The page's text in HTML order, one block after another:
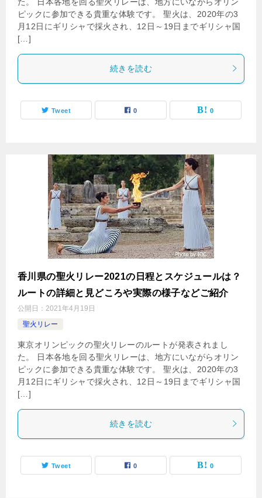
ピックに参加できる貴重な体験です。 聖火は、2020年の3
月12日にギリシャで採火され、12日～19日までギリシャ国
[…]
続きを読む
Tweet 0 0
香川県の聖火リレー2021の日程とスケジュールは？
ルートの詳細と見どころや実際の様子などご紹介
公開日： 2021年4月19日
聖火リレー
東京オリンピックの聖火リレーのルートが発表されまし
た。 日本各地を回る聖火リレーは、地方にいながらオリン
ピックに参加できる貴重な体験です。 聖火は、2020年の3
月12日にギリシャで採火され、12日～19日までギリシャ国
[…]
続きを読む
Tweet 0 0